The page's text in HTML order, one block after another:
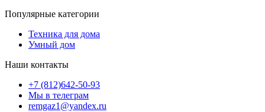
Популярные категории
Техника для дома
Умный дом
Наши контакты
+7 (812)642-50-93
Мы в телеграм
remgaz1@yandex.ru